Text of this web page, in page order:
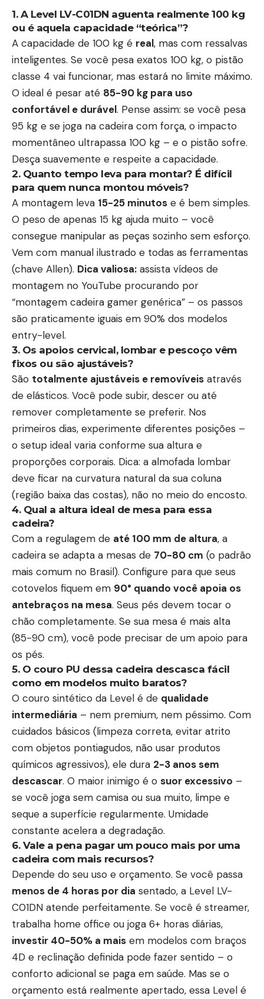
1. A Level LV-C01DN aguenta realmente 100 kg
ou é aquela capacidade “teórica”?
A capacidade de 100 kg é real, mas com ressalvas
inteligentes. Se você pesa exatos 100 kg, o pistão
classe 4 vai funcionar, mas estará no limite máximo.
O ideal é pesar até 85-90 kg para uso
confortável e durável. Pense assim: se você pesa
95 kg e se joga na cadeira com força, o impacto
momentâneo ultrapassa 100 kg – e o pistão sofre.
Desça suavemente e respeite a capacidade.
2. Quanto tempo leva para montar? É difícil
para quem nunca montou móveis?
A montagem leva 15-25 minutos e é bem simples.
O peso de apenas 15 kg ajuda muito – você
consegue manipular as peças sozinho sem esforço.
Vem com manual ilustrado e todas as ferramentas
(chave Allen). Dica valiosa: assista vídeos de
montagem no YouTube procurando por
“montagem cadeira gamer genérica” – os passos
são praticamente iguais em 90% dos modelos
entry-level.
3. Os apoios cervical, lombar e pescoço vêm
fixos ou são ajustáveis?
São totalmente ajustáveis e removíveis através
de elásticos. Você pode subir, descer ou até
remover completamente se preferir. Nos
primeiros dias, experimente diferentes posições –
o setup ideal varia conforme sua altura e
proporções corporais. Dica: a almofada lombar
deve ficar na curvatura natural da sua coluna
(região baixa das costas), não no meio do encosto.
4. Qual a altura ideal de mesa para essa
cadeira?
Com a regulagem de até 100 mm de altura, a
cadeira se adapta a mesas de 70-80 cm (o padrão
mais comum no Brasil). Configure para que seus
cotovelos fiquem em 90° quando você apoia os
antebraços na mesa. Seus pés devem tocar o
chão completamente. Se sua mesa é mais alta
(85-90 cm), você pode precisar de um apoio para
os pés.
5. O couro PU dessa cadeira descasca fácil
como em modelos muito baratos?
O couro sintético da Level é de qualidade
intermediária – nem premium, nem péssimo. Com
cuidados básicos (limpeza correta, evitar atrito
com objetos pontiagudos, não usar produtos
químicos agressivos), ele dura 2-3 anos sem
descascar. O maior inimigo é o suor excessivo –
se você joga sem camisa ou sua muito, limpe e
seque a superfície regularmente. Umidade
constante acelera a degradação.
6. Vale a pena pagar um pouco mais por uma
cadeira com mais recursos?
Depende do seu uso e orçamento. Se você passa
menos de 4 horas por dia sentado, a Level LV-
C01DN atende perfeitamente. Se você é streamer,
trabalha home office ou joga 6+ horas diárias,
investir 40-50% a mais em modelos com braços
4D e reclinação definida pode fazer sentido – o
conforto adicional se paga em saúde. Mas se o
orçamento está realmente apertado, essa Level é